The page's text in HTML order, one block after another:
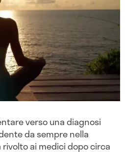
verso una diagnosi
da sempre nella
rivolto ai medici dopo circa